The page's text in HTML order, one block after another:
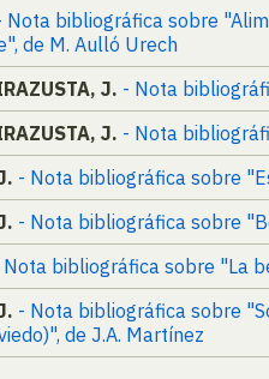
Nota bibliográfica sobre
de M. Aulló Urech
J. - Nota
J. - Nota
- Nota bibliográfica sobre
- Nota bibliográfica sobre
Nota bibliográfica sobre "La
- Nota bibliográfica sobre
de J.A. Martínez